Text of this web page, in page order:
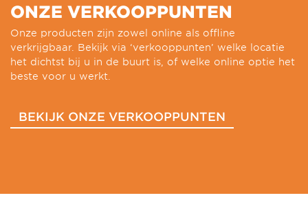
ONZE VERKOOPPUNTEN
Onze producten zijn zowel online als offline
verkrijgbaar. Bekijk via ‘verkooppunten’ welke locatie
het dichtst bij u in de buurt is, of welke online optie het
beste voor u werkt.
BEKIJK ONZE VERKOOPPUNTEN